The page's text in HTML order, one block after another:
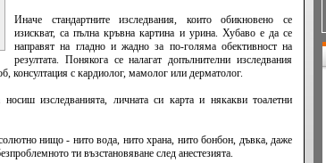
Иначе стандартните изследвания, които обикновено се
изискват, са пълна кръвна картина и урина. Хубаво е да се
направят на гладно и жадно за по-голяма обективност на
резултата. Понякога се налагат допълнителни изследвания
консултация с кардиолог, мамолог или дерматолог.
изследванията, личната си карта и някакви тоалетни
нищо - нито вода, нито храна, нито бонбон, дъвка, даже
ти възстановяване след анестезията.